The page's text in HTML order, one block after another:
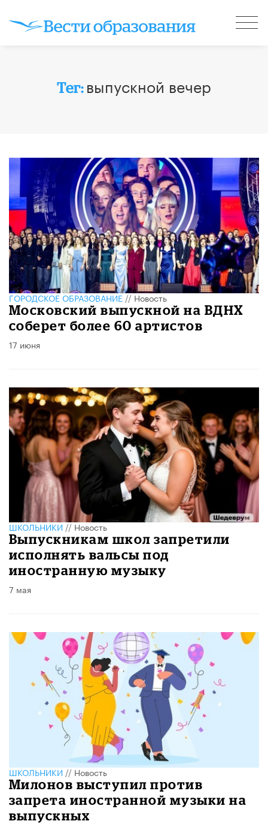
Тег: выпускной вечер
ГОРОДСКОЕ ОБРАЗОВАНИЕ//Новость
Московский выпускной на ВДНХ
соберет более 60 артистов
17 июня
ШКОЛЬНИКИ//Новость
Выпускникам школ запретили
исполнять вальсы под
иностранную музыку
7 мая
ШКОЛЬНИКИ//Новость
Милонов выступил против
запрета иностранной музыки на
выпускных